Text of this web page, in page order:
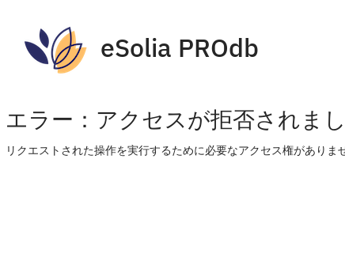
eSolia PROdb
エラー：アクセスが拒否されまし
リクエストされた操作を実行するために必要なアクセス権がありま